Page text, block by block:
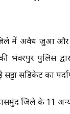
में अवैध जुआ और
भंवरपुर पुलिस
सिंडिकेट का
जिले के 11